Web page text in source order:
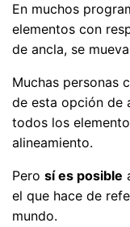
En muchos
elementos con
de ancla, se
Muchas personas
de esta opción de
todos los
alineamiento.
Pero sí es posible
el que hace de
mundo.